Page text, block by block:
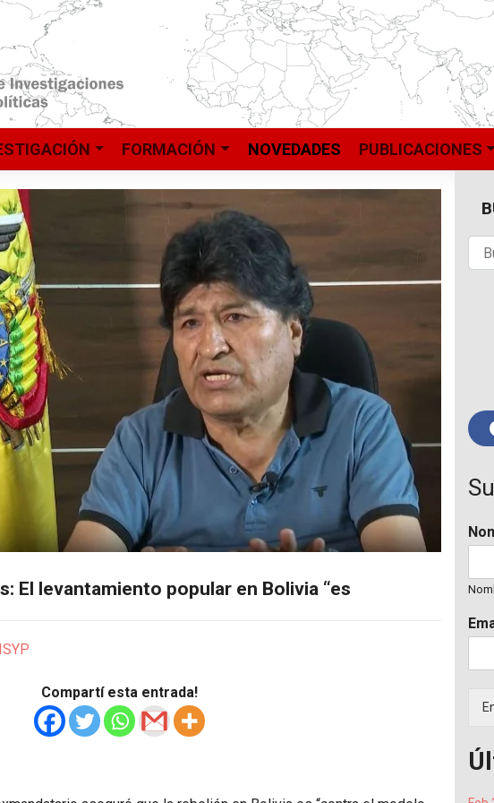
FORMACIÓN NOVEDADES PUBLICACIONES
El levantamiento popular en Bolivia “es
Compartí esta entrada!